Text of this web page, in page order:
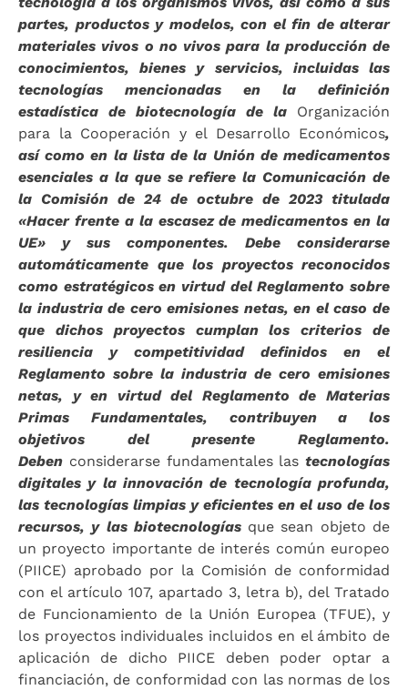
partes, productos y modelos, con el fin de alterar
materiales vivos o no vivos para la producción de
conocimientos, bienes y servicios, incluidas las
tecnologías mencionadas en la definición
estadística de biotecnología de la Organización
para la Cooperación y el Desarrollo Económicos,
así como en la lista de la Unión de medicamentos
esenciales a la que se refiere la Comunicación de
la Comisión de 24 de octubre de 2023 titulada
«Hacer frente a la escasez de medicamentos en la
UE» y sus componentes. Debe considerarse
automáticamente que los proyectos reconocidos
como estratégicos en virtud del Reglamento sobre
la industria de cero emisiones netas, en el caso de
que dichos proyectos cumplan los criterios de
resiliencia y competitividad definidos en el
Reglamento sobre la industria de cero emisiones
netas, y en virtud del Reglamento de Materias
Primas Fundamentales, contribuyen a los
objetivos del presente Reglamento.
Deben considerarse fundamentales las tecnologías
digitales y la innovación de tecnología profunda,
las tecnologías limpias y eficientes en el uso de los
recursos, y las biotecnologíasque sean objeto de
un proyecto importante de interés común europeo
(PIICE) aprobado por la Comisión de conformidad
con el artículo 107, apartado 3, letra b), del Tratado
de Funcionamiento de la Unión Europea (TFUE), y
los proyectos individuales incluidos en el ámbito de
aplicación de dicho PIICE deben poder optar a
financiación, de conformidad con las normas de los